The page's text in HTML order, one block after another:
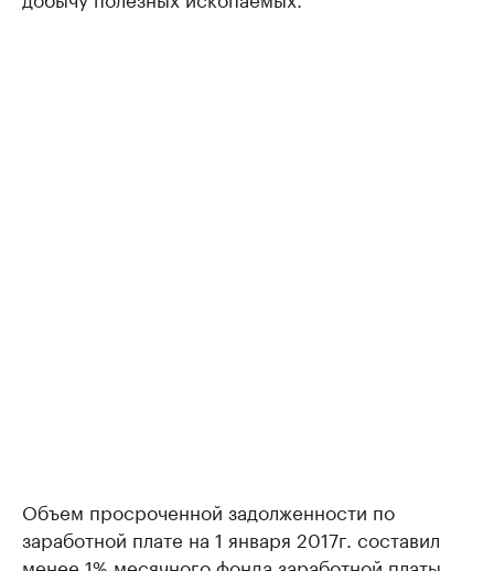
Объем просроченной задолженности по
заработной плате на 1 января 2017г. составил